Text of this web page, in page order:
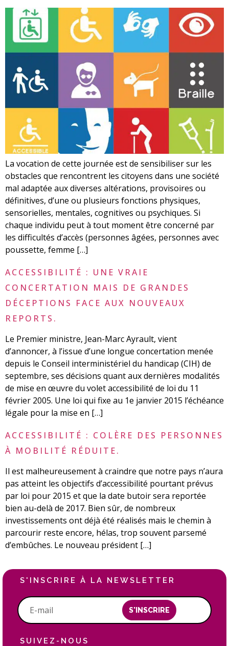
La vocation de cette journée est de sensibiliser sur les
obstacles que rencontrent les citoyens dans une société
mal adaptée aux diverses altérations, provisoires ou
définitives, d’une ou plusieurs fonctions physiques,
sensorielles, mentales, cognitives ou psychiques. Si
chaque individu peut à tout moment être concerné par
les difficultés d’accès (personnes âgées, personnes avec
poussette, femme […]
ACCESSIBILITÉ : UNE VRAIE
CONCERTATION MAIS DE GRANDES
DÉCEPTIONS FACE AUX NOUVEAUX
REPORTS.
Le Premier ministre, Jean-Marc Ayrault, vient
d’annoncer, à l’issue d’une longue concertation menée
depuis le Conseil interministériel du handicap (CIH) de
septembre, ses décisions quant aux dernières modalités
de mise en œuvre du volet accessibilité de loi du 11
février 2005. Une loi qui fixe au 1e janvier 2015 l’échéance
légale pour la mise en […]
ACCESSIBILITÉ : COLÈRE DES PERSONNES
À MOBILITÉ RÉDUITE.
Il est malheureusement à craindre que notre pays n’aura
pas atteint les objectifs d’accessibilité pourtant prévus
par loi pour 2015 et que la date butoir sera reportée
bien au-delà de 2017. Bien sûr, de nombreux
investissements ont déjà été réalisés mais le chemin à
parcourir reste encore, hélas, trop souvent parsemé
d’embûches. Le nouveau président […]
S'INSCRIRE À LA NEWSLETTER
S'INSCRIRE
SUIVEZ-NOUS